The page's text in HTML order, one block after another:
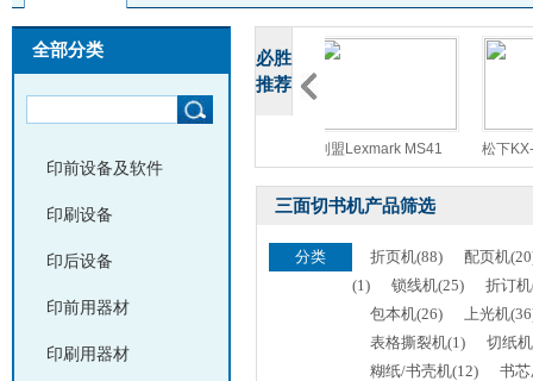
全部分类
印前设备及软件
印刷设备
印后设备
印前用器材
印刷用器材
松下KX-MB1955CNG 惠普
必胜
推荐
三面切书机产品筛选
分类 折页机(88)
配页机
(1)
锁线机(25)
折订
包本机(26)
上光机
表格撕裂机(1)
切纸
糊纸/书壳机(12)
书